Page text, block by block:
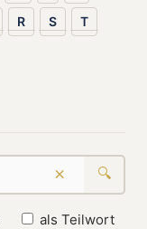
R S T
× 🔍
als Teilwort